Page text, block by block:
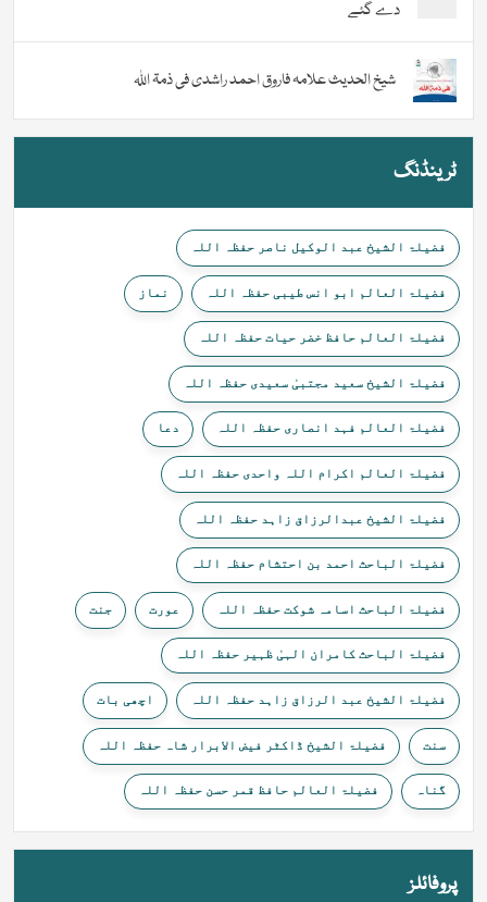
دے گئے
شیخ الحدیث علامہ فاروق احمد راشدی فی ذمۃ اللہ
ٹرینڈنگ
فضیلۃ الشیخ عبد الوکیل ناصر حفظہ اللہ
فضیلۃ العالم ابو انس طیبی حفظہ اللہ نماز
فضیلۃ العالم حافظ خضر حیات حفظہ اللہ
فضیلۃ الشیخ سعید مجتبیٰ سعیدی حفظہ اللہ
فضیلۃ العالم فہد انصاری حفظہ اللہ دعا
فضیلۃ العالم اکرام اللہ واحدی حفظہ اللہ
فضیلۃ الشیخ عبدالرزاق زاہد حفظہ اللہ
فضیلۃ الباحث احمد بن احتشام حفظہ اللہ
فضیلۃ الباحث اسامہ شوکت حفظہ اللہ عورت جنت
فضیلۃ الباحث کامران الہیٰ ظہیر حفظہ اللہ
فضیلۃ الشیخ عبد الرزاق زاہد حفظہ اللہ اچھی بات
سنت فضیلۃ الشیخ ڈاکٹر فیض الابرار شاہ حفظہ اللہ
گناہ فضیلۃ العالم حافظ قمر حسن حفظہ اللہ
پروفائلز